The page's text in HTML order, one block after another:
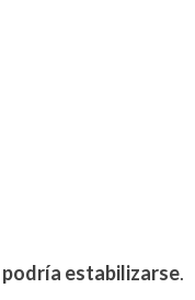
podría estabilizarse.